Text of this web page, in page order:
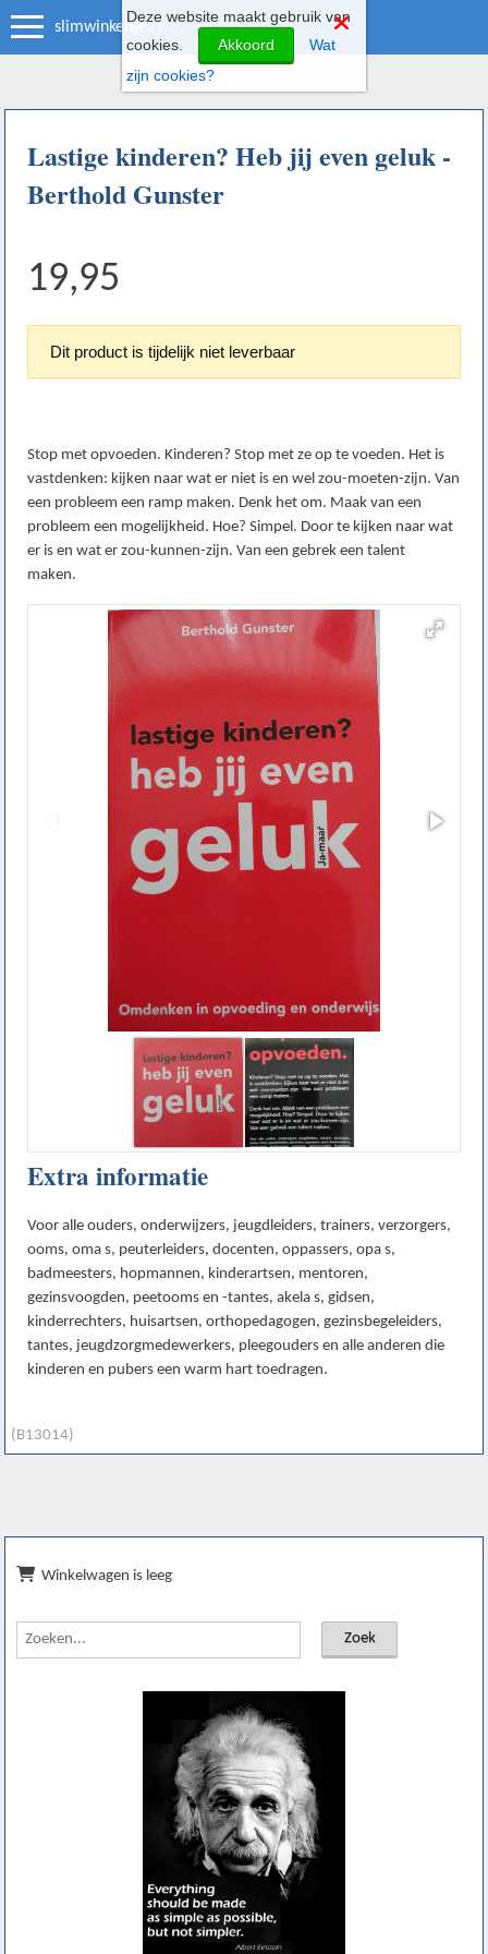
slimwinkeltje.nl
(B13014)
Lastige kinderen? Heb jij even geluk -
Berthold Gunster
19,95
Dit product is tijdelijk niet leverbaar
Stop met opvoeden. Kinderen? Stop met ze op te voeden. Het is
vastdenken: kijken naar wat er niet is en wel zou-moeten-zijn. Van
een probleem een ramp maken. Denk het om. Maak van een
probleem een mogelijkheid. Hoe? Simpel. Door te kijken naar wat
er is en wat er zou-kunnen-zijn. Van een gebrek een talent
maken.
Extra informatie
Voor alle ouders, onderwijzers, jeugdleiders, trainers, verzorgers,
ooms, oma s, peuterleiders, docenten, oppassers, opa s,
badmeesters, hopmannen, kinderartsen, mentoren,
gezinsvoogden, peetooms en -tantes, akela s, gidsen,
kinderrechters, huisartsen, orthopedagogen, gezinsbegeleiders,
tantes, jeugdzorgmedewerkers, pleegouders en alle anderen die
kinderen en pubers een warm hart toedragen.
Winkelwagen is leeg
Deze website maakt gebruik van
cookies.
Akkoord
Wat
zijn cookies?